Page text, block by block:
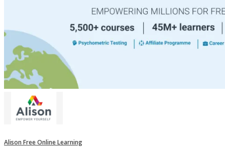
Alison Free Online Learning